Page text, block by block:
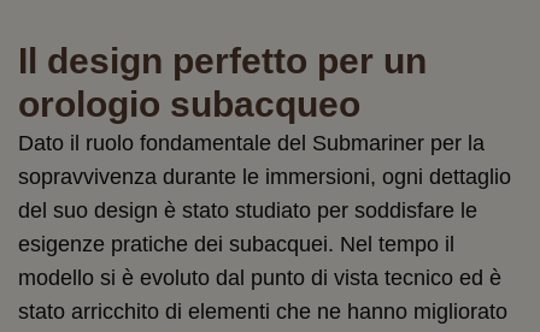
Il design perfetto per un
orologio subacqueo
Dato il ruolo fondamentale del Submariner per la
sopravvivenza durante le immersioni, ogni dettaglio
del suo design è stato studiato per soddisfare le
esigenze pratiche dei subacquei. Nel tempo il
modello si è evoluto dal punto di vista tecnico ed è
stato arricchito di elementi che ne hanno migliorato